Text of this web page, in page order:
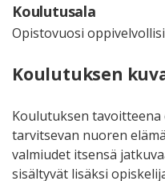
Koulutusala
Opistovuosi
Koulutuksen
Koulutuksen
tarvitsevan nuoren
valmiudet itsensä
sisältyvät lisäksi